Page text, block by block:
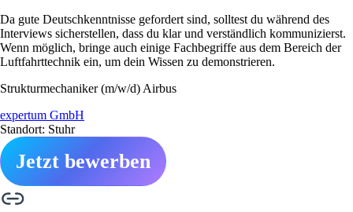
Da gute Deutschkenntnisse gefordert sind, solltest du während des
Interviews sicherstellen, dass du klar und verständlich kommunizierst.
Wenn möglich, bringe auch einige Fachbegriffe aus dem Bereich der
Luftfahrttechnik ein, um dein Wissen zu demonstrieren.
Strukturmechaniker (m/w/d) Airbus
expertum GmbH
Standort: Stuhr
Jetzt bewerben